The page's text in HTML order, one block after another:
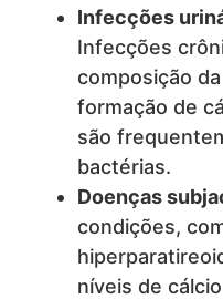
Infecções
Infecções
composição
formação de
são
bactérias.
Doenças
condições,
níveis de